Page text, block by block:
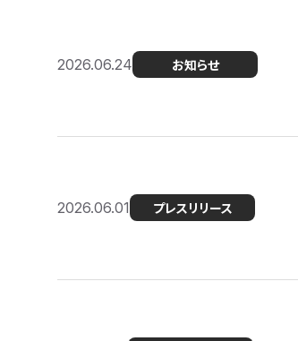
2026.06.24 お知らせ
2026.06.01 プレスリリース